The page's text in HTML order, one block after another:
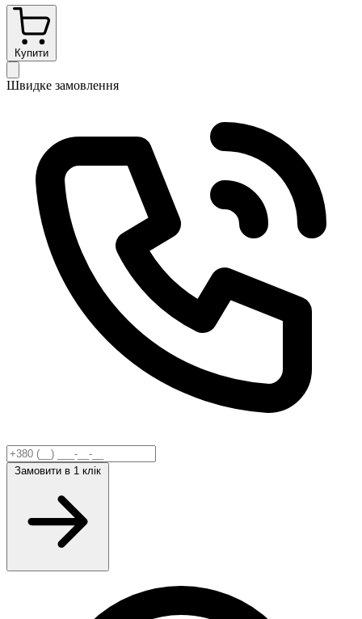
Купити
Швидке замовлення
Замовити в 1 клік